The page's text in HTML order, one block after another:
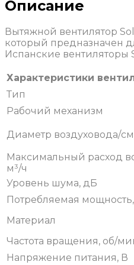
Описание
Вытяжной вентилятор
который предназначен
Испанские
Характеристики
Тип
Рабочий механизм
Диаметр воздуховода/см
Максимальный расход
м³/ч
Уровень шума, дБ
Потребляемая
Материал
Частота вращения, об/
Напряжение питания, В